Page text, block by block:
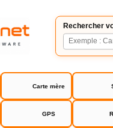
Rechercher
Carte mère
GPS